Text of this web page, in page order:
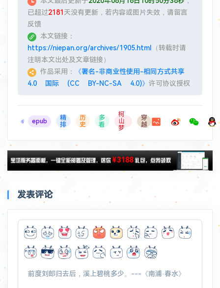
已超过2181 天没有更新，若内容或图片失效，请留言
反馈
本文链接：
https://niepan.org/archives/1905.html
（转载时请
注明本文出处及文章链接）
作品采用：
《署名-非商业性使用-相同方式共享
4.0 国际 (CC BY-NC-SA 4.0)》 许可协议授权
epub
精
排
历
史
多
看
柯
山
梦
穿
越
发表评论